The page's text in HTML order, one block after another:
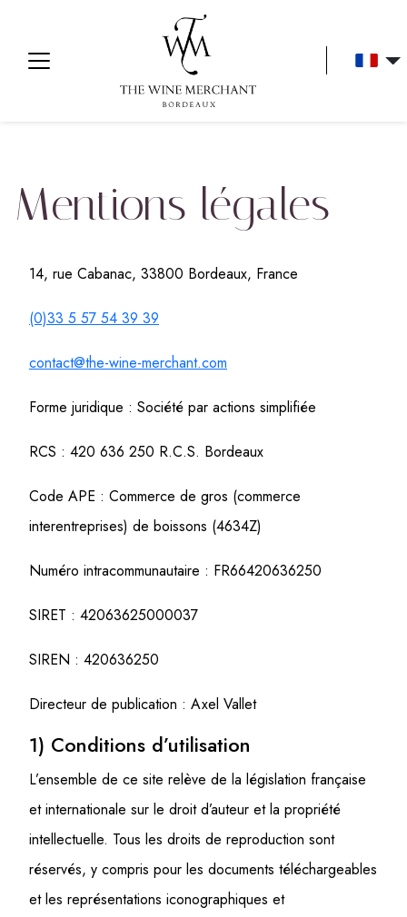
Mentions légales
14, rue Cabanac, 33800 Bordeaux, France
(0)33 5 57 54 39 39
contact@the-wine-merchant.com
Forme juridique : Société par actions simplifiée
RCS : 420 636 250 R.C.S. Bordeaux
Code APE : Commerce de gros (commerce
interentreprises) de boissons (4634Z)
Numéro intracommunautaire : FR66420636250
SIRET : 42063625000037
SIREN : 420636250
Directeur de publication : Axel Vallet
1) Conditions d’utilisation
L’ensemble de ce site relève de la législation française
et internationale sur le droit d’auteur et la propriété
intellectuelle. Tous les droits de reproduction sont
réservés, y compris pour les documents téléchargeables
et les représentations iconographiques et